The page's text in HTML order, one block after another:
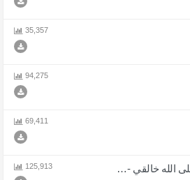
35,357
94,275
69,411
توكلت في رزقي على الله خالقي - اذا المرء لا يرعاك الا تكلف 125,913